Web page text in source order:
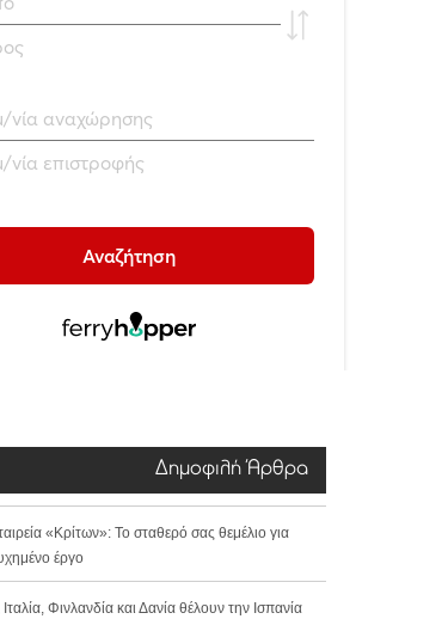
Δημοφιλή Άρθρα
«Κρίτων»: Το σταθερό σας θεμέλιο για
έργο
Φινλανδία και Δανία θέλουν την Ισπανία